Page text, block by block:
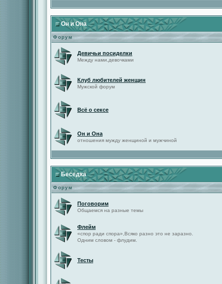
Он и Она
Форум
Девичьи посиделки
Между нами,девочками
Клуб любителей женщин
Мужской форум
Всё о сексе
Он и Она
отношения мужду женщиной и мужчиной
Беседка
Форум
Поговорим
Общаемся на разные темы
Флейм
«спор ради спора»,Всяко разно это не заразно.
Одним словом - флудим.
Тесты